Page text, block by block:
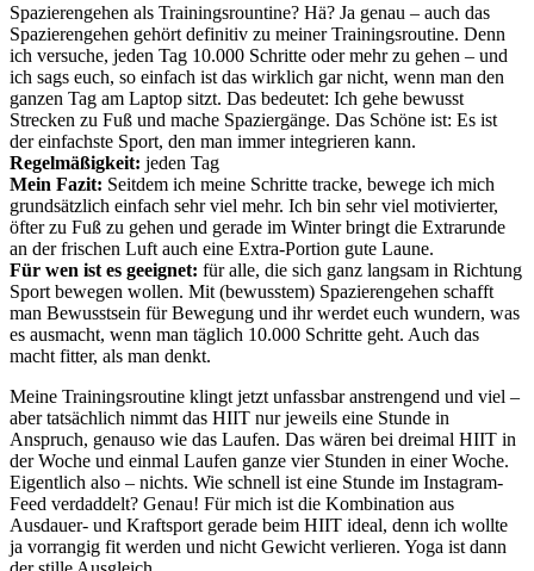
Spazierengehen als Trainingsrountine? Hä? Ja genau – auch das
Spazierengehen gehört definitiv zu meiner Trainingsroutine. Denn
ich versuche, jeden Tag 10.000 Schritte oder mehr zu gehen – und
ich sags euch, so einfach ist das wirklich gar nicht, wenn man den
ganzen Tag am Laptop sitzt. Das bedeutet: Ich gehe bewusst
Strecken zu Fuß und mache Spaziergänge. Das Schöne ist: Es ist
der einfachste Sport, den man immer integrieren kann.
Regelmäßigkeit: jeden Tag
Mein Fazit: Seitdem ich meine Schritte tracke, bewege ich mich
grundsätzlich einfach sehr viel mehr. Ich bin sehr viel motivierter,
öfter zu Fuß zu gehen und gerade im Winter bringt die Extrarunde
an der frischen Luft auch eine Extra-Portion gute Laune.
Für wen ist es geeignet: für alle, die sich ganz langsam in Richtung
Sport bewegen wollen. Mit (bewusstem) Spazierengehen schafft
man Bewusstsein für Bewegung und ihr werdet euch wundern, was
es ausmacht, wenn man täglich 10.000 Schritte geht. Auch das
macht fitter, als man denkt.
Meine Trainingsroutine klingt jetzt unfassbar anstrengend und viel –
aber tatsächlich nimmt das HIIT nur jeweils eine Stunde in
Anspruch, genauso wie das Laufen. Das wären bei dreimal HIIT in
der Woche und einmal Laufen ganze vier Stunden in einer Woche.
Eigentlich also – nichts. Wie schnell ist eine Stunde im Instagram-
Feed verdaddelt? Genau! Für mich ist die Kombination aus
Ausdauer- und Kraftsport gerade beim HIIT ideal, denn ich wollte
ja vorrangig fit werden und nicht Gewicht verlieren. Yoga ist dann